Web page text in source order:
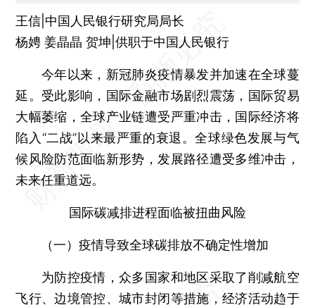
王信|中国人民银行研究局局长
杨娉 姜晶晶 贺坤|供职于中国人民银行
今年以来，新冠肺炎疫情暴发并加速在全球蔓
延。受此影响，国际金融市场剧烈震荡，国际贸易
大幅萎缩，全球产业链遭受严重冲击，国际经济将
陷入“二战”以来最严重的衰退。全球绿色发展与气
候风险防范面临新形势，发展路径遭受多维冲击，
未来任重道远。
国际碳减排进程面临被扭曲风险
（一）疫情导致全球碳排放不确定性增加
为防控疫情，众多国家和地区采取了削减航空
飞行、边境管控、城市封闭等措施，经济活动趋于